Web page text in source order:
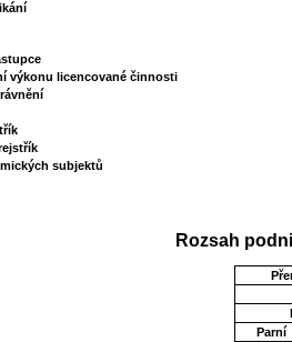
výkonu licencované činnosti
subjektů
Rozsah
Parní